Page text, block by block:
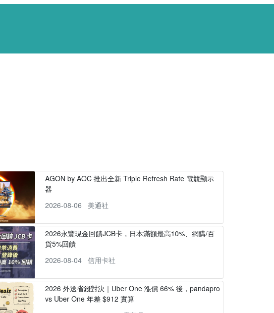
AGON by AOC 推出全新 Triple Refresh Rate 電競顯示
器
2026-08-06
美通社
2026永豐現金回饋JCB卡，日本滿額最高10%、網購/百
貨5%回饋
2026-08-04
信用卡社
2026 外送省錢對決｜Uber One 漲價 66% 後，pandapro
vs Uber One 年差 $912 實算